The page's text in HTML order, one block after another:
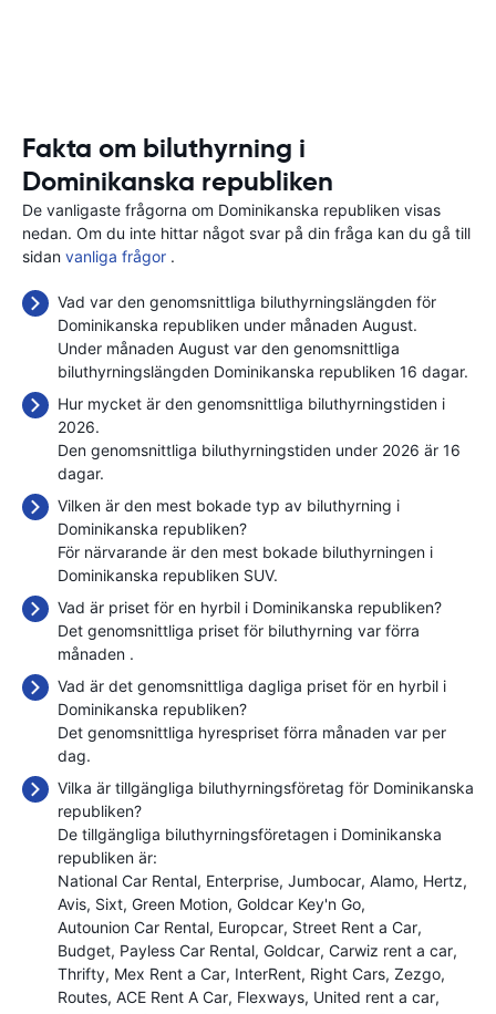
Fakta om biluthyrning i
Dominikanska republiken
De vanligaste frågorna om Dominikanska republiken visas
nedan. Om du inte hittar något svar på din fråga kan du gå till
sidan vanliga frågor .
Vad var den genomsnittliga biluthyrningslängden för
Dominikanska republiken under månaden August.
Under månaden August var den genomsnittliga
biluthyrningslängden Dominikanska republiken 16 dagar.
Hur mycket är den genomsnittliga biluthyrningstiden i
2026.
Den genomsnittliga biluthyrningstiden under 2026 är 16
dagar.
Vilken är den mest bokade typ av biluthyrning i
Dominikanska republiken?
För närvarande är den mest bokade biluthyrningen i
Dominikanska republiken SUV.
Vad är priset för en hyrbil i Dominikanska republiken?
Det genomsnittliga priset för biluthyrning var förra
månaden .
Vad är det genomsnittliga dagliga priset för en hyrbil i
Dominikanska republiken?
Det genomsnittliga hyrespriset förra månaden var per
dag.
Vilka är tillgängliga biluthyrningsföretag för Dominikanska
republiken?
De tillgängliga biluthyrningsföretagen i Dominikanska
republiken är:
National Car Rental Enterprise Jumbocar Alamo Hertz
Avis Sixt Green Motion Goldcar Key'n Go
Autounion Car Rental Europcar Street Rent a Car
Budget Payless Car Rental Goldcar Carwiz rent a car
Thrifty Mex Rent a Car InterRent Right Cars Zezgo
Routes ACE Rent A Car Flexways United rent a car